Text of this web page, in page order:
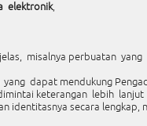
elektronik,
misalnya perbuatan
dapat mendukung
keterangan lebih lanjut
identitasnya secara